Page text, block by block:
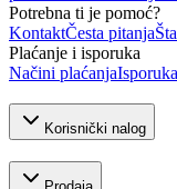
Potrebna ti je pomoć?
KontaktČesta pitanja
Plaćanje i isporuka
Načini plaćanjaIsporuka
Korisnički nalog